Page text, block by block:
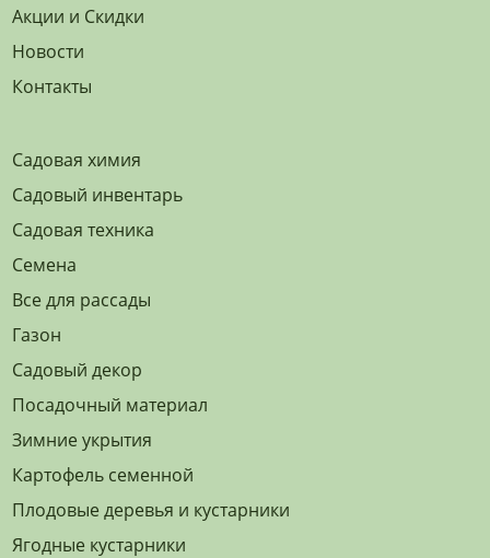
Акции и Скидки
Новости
Контакты
Садовая химия
Садовый инвентарь
Садовая техника
Семена
Все для рассады
Газон
Садовый декор
Посадочный материал
Зимние укрытия
Картофель семенной
Плодовые деревья и кустарники
Ягодные кустарники